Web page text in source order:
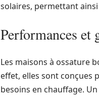
solaires, permettant
Performances et
Les maisons à ossature
effet, elles sont conçues
besoins en chauffage.